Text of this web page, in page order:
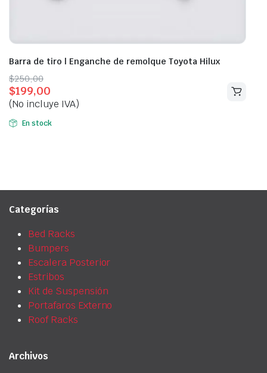
Barra de tiro | Enganche de remolque Toyota Hilux
$250,00
Original
price
was:
$250,00.
$199,00
Current
price
is:
$199,00.
(No incluye IVA)
En stock
Categorías
Bed Racks
Bumpers
Escalera Posterior
Estribos
Kit de Suspensión
Portafaros Externo
Roof Racks
Archivos